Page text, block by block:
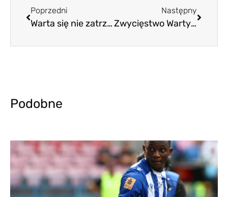
Poprzedni
Warta się nie zatrzymuje. Beniaminek znów wygrał!
Następny
Zwycięstwo Warty nad Wisłą
Podobne